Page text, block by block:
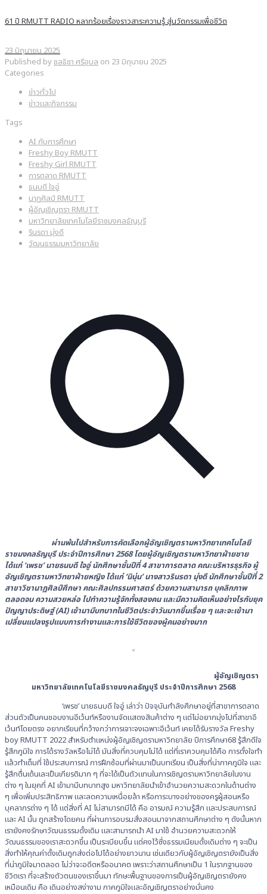
61 ปี RMUTT RADIO หลากร้อยเรื่องราวสาระความรู้ สู่นวัตกรรมเพื่อชีวิต
23 มิถุนายน 2025
Published by ชลธิชา ศรีอุบล on 23 มิถุนายน 2025
Categories
ข่าวทั่วไป
ข่าวและกิจกรรม
Tags
AI กับการศึกษา
Freshy Boy RMUTT
Freshy Girl RMUTT
การตลาด RMUTT
ธนบดี ใจอู่
นาฏศิลป์ RMUTT
ผู้อัญเชิญตรา RMUTT
มหาวิทยาลัยเทคโนโลยีราชมงคลธัญบุรี
รินรดา มุ่งดี
วัฒนธรรมมหาวิทยาลัย
ผ่านพ้นไปสำหรับการคัดเลือกผู้อัญเชิญตรามหาวิทยาเทคโนโลยี
ราชมงคลธัญบุรี ประจำปีการศึกษา 2568 โดยผู้อัญเชิญตรามหาวิทยาฝ่ายชาย
ได้แก่‘เพรช’ นายธนบดี ใจอู่ นักศึกษาชั้นปีที่ 4 สาขาการตลาด คณะบริหารธุรกิจ ผู้
อัญเชิญตรามหาวิทยาฝ่ายหญิง ได้แก่ ‘นินุ่น’ นางสาวรินรดา มุ่งดี นักศึกษาชั้นปีที่ 2
สาขาวิชานาฏศิลป์ศึกษา คณะศิลปกรรมศาสตร์ ด้วยความสามารถ บุคลิกภาพ
ตลอดจน ความสวยหล่อ ไปทำความรู้จักทั้งสองคน และมีความคิดเห็นอย่างไรกับยุค
ปัญญาประดิษฐ์ (AI) เข้ามามีบทบาทในชีวิตประจำวันมากขึ้นเรื่อย ๆ และจะเข้ามา
เปลี่ยนแปลงรูปแบบการทำงานและการใช้ชีวิตของผู้คนอย่างมาก
ผู้อัญเชิญตรา
มหาวิทยาลัยเทคโนโลยีราชมงคลธัญบุรี ประจำปีการศึกษา 2568
‘เพรช’ นายธนบดี ใจอู่ เล่าว่า ปัจจุบันกำลังศึกษาอยู่ที่สาขาการตลาด
ส่วนตัวเป็นคนชอบงานอีเว้นท์หรืองานจัดแสดงสินค้าต่าง ๆ แต่ไม่อยากมุ่งไปที่สาขาอี
เว้นท์โดยตรง อยากเรียนที่กว้างกว่าการเจาะจงเฉพาะอีเว้นท์ เคยได้รับรางวัล Freshy
boy RMUTT 2022 สำหรับตำแหน่งผู้อัญเชิญตรามหาวิทยาลัย ปีการศึกษา68 รู้สึกดีใจ
รู้สึกภูมิใจ การได้รางวัลหรือไม่ได้ มันสิ่งที่ควบคุมไม่ได้ แต่ที่เราควบคุมได้คือ การตั้งใจทำ
แล้วทำเต็มที่ ใช้ประสบการณ์ การฝึกซ้อมที่ผ่านมาเป็นบทเรียน เป็นสิ่งที่น่าภาคภูมิใจ และ
รู้สึกตื่นเต้นเละเป็นเกียรติมาก ๆ ที่จะได้เป็นตัวแทนในการเชิญตรามหาวิทยาลัยในงาน
ต่าง ๆ ในยุคที่ AI เข้ามามีบทบาทสูง มหาวิทยาลัยนำเข้าอำนวยความสะดวกในด้านต่าง
ๆ เพื่อเพิ่มประสิทธิภาพ และลดความเหนื่อยล้า หรือภาระบางอย่างของครูผู้สอนหรือ
บุคลากรต่าง ๆ ได้ แต่สิ่งที่ AI ไม่สามารถมีได้ คือ อารมณ์ ความรู้สึก และประสบการณ์
และ AI นั้น ถูกสร้างโดยคน ที่ผ่านการอบรมสั่งสอนมาจากสถานศึกษาต่าง ๆ ดังนั้นหาก
เรายังคงรักษาวัฒนธรรมดั้งเดิม และสามารถนำ AI มาใช้ อำนวยความสะดวกให้
วัฒนธรรมของเราสะดวกขึ้น เป็นระเบียบขึ้น แต่คงไว้ซึ่งธรรมเนียมดั้งเดิมต่าง ๆ จะเป็น
สิ่งทำให้คุณค่าดั้งเดิมถูกส่งต่อไปได้อย่างยาวนาน เช่นเดียวกับผู้อัญเชิญตรายังเป็นสิ่ง
ที่น่าภูมิใจมาตลอด ไม่ว่าจะอดีตหรืออนาคต เพราะว่าสถานศึกษาเป็น 1 ในรากฐานของ
ชีวิตเรา ที่จะสร้างตัวตนของเราขึ้นมา ทักษะพื้นฐานของการเป็นผู้อัญเชิญตรายังคง
เหมือนเดิม คือ เดินอย่างสง่างาม ภาคภูมิใจและอัญเชิญตราอย่างมั่นคง